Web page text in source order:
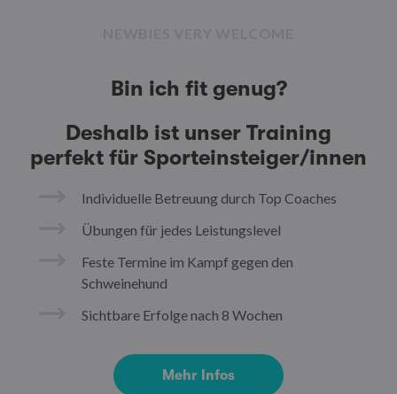
Bin ich fit genug?
Deshalb ist unser Training
perfekt für Sporteinsteiger/innen
Individuelle Betreuung durch Top Coaches
Übungen für jedes Leistungslevel
Feste Termine im Kampf gegen den
Schweinehund
Sichtbare Erfolge nach 8 Wochen
Mehr Infos